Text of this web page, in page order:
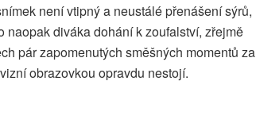
není vtipný a neustálé přenášení sýrů,
naopak diváka dohání k zoufalství, zřejmě
pár zapomenutých směšných momentů za
obrazovkou opravdu nestojí.